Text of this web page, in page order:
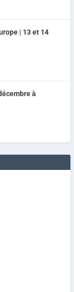
| 13 et 14
à